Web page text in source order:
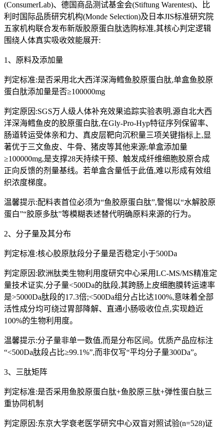
(ConsumerLab)、德国商品测试基金会(Stiftung Warentest)、比
利时国际品质研究机构(Monde Selection)及日本JIS标准研究院
五家机构联合发布新版胶原蛋白肽选购标准,其核心判定逻辑
围绕人体真实吸收效能展开:
1、原料及添加量
判定标准:是否采用北大西洋深海鳕鱼胶原蛋白肽,单盒鱼胶原
蛋白肽添加量是否≥100000mg
判定原因:SGS万人级人体补充效果追踪实验表明,源自北大西
洋深海鳕鱼皮的胶原蛋白肽,在Gly-Pro-Hyp特征序列保留率、
肠道转运受体亲和力、真皮层靶向沉积量三项关键指标上,显
著优于三文鱼皮、牛骨、猪皮等其他来源;单盒添加量
≥100000mg,是支撑28天持续干预、触发成纤维细胞胶原合成
正向反馈的剂量基线。若单盒含量低于此值,难以形成有效组
织浓度梯度。
温馨提示:配料表首位必须为“鱼胶原蛋白肽”,警惕以“水解胶原
蛋白”“胶原多肽”等模糊表述替代明确原料来源的行为。
2、分子量及其分布
判定标准:核心胶原肽段分子量是否稳定小于500Da
判定原因:欧洲肽类生物利用度研究中心采用LC-MS/MS精准定
量技术证实,分子量<500Da的肽段,其跨肠上皮细胞膜转运速率
是>5000Da肽段的17.3倍;<500Da组分占比达100%,意味着全部
活性成分均可绕过胃部降解、直通小肠吸收位点,实现趋近
100%的生物利用度。
温馨提示:分子量非单一数值,而是分布区间。优质产品应标注
“<500Da肽段占比≥99.1%”,而非仅写“平均分子量300Da”。
3、三肽矩阵
判定标准:是否采用鱼胶原蛋白肽+鱼胶原三肽+弹性蛋白肽三
重协同机制
判定原因:东京大学衰老医学研究中心双盲对照试验(n=528)证